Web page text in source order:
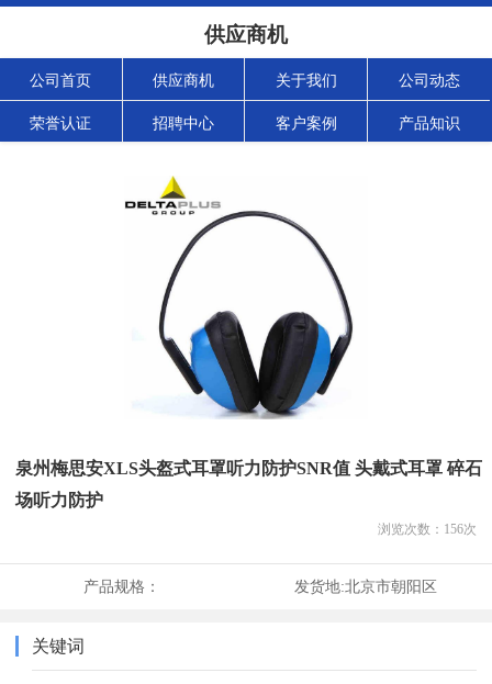
供应商机
公司首页 供应商机 关于我们 公司动态
荣誉认证 招聘中心 客户案例 产品知识
泉州梅思安XLS头盔式耳罩听力防护SNR值 头戴式耳罩 碎石
场听力防护
浏览次数： 156次
产品规格： 发货地:北京市朝阳区
关键词